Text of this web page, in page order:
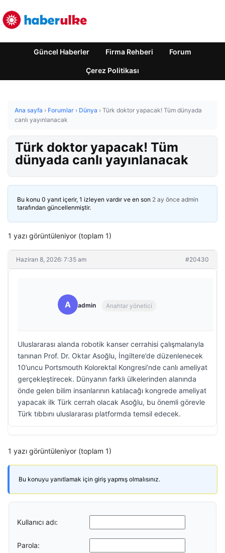
Güncel Haberler Firma Rehberi Forum
Çerez Politikası
Ana sayfa › Forumlar › Dünya › Türk doktor yapacak! Tüm dünyada
canlı yayınlanacak
Türk doktor yapacak! Tüm
dünyada canlı yayınlanacak
Bu konu 0 yanıt içerir, 1 izleyen vardır ve en son 2 ay önce admin
tarafından güncellenmiştir.
1 yazı görüntüleniyor (toplam 1)
Haziran 8, 2026: 7:35 am #20430
A admin Anahtar yönetici
Uluslararası alanda robotik kanser cerrahisi çalışmalarıyla
tanınan Prof. Dr. Oktar Asoğlu, İngiltere’de düzenlenecek
10’uncu Portsmouth Kolorektal Kongresi’nde canlı ameliyat
gerçekleştirecek. Dünyanın farklı ülkelerinden alanında
önde gelen bilim insanlarının katılacağı kongrede ameliyat
yapacak ilk Türk cerrah olacak Asoğlu, bu önemli görevle
Türk tıbbını uluslararası platformda temsil edecek.
1 yazı görüntüleniyor (toplam 1)
Bu konuyu yanıtlamak için giriş yapmış olmalısınız.
Kullanıcı adı:
Parola: